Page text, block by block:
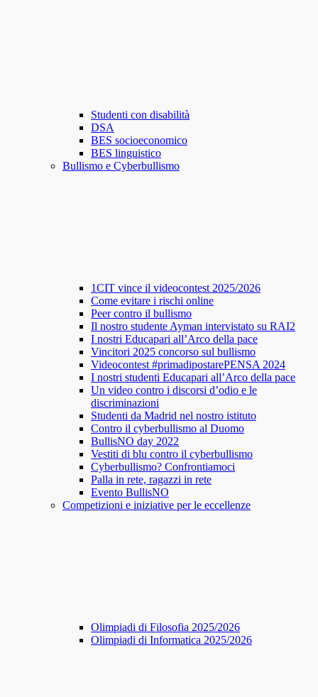
Studenti con disabilità
DSA
BES socioeconomico
BES linguistico
Bullismo e Cyberbullismo
1CIT vince il videocontest 2025/2026
Come evitare i rischi online
Peer contro il bullismo
Il nostro studente Ayman intervistato su RAI2
I nostri Educapari all’Arco della pace
Vincitori 2025 concorso sul bullismo
Videocontest #primadipostarePENSA 2024
I nostri studenti Educapari all’Arco della pace
Un video contro i discorsi d’odio e le
discriminazioni
Studenti da Madrid nel nostro istituto
Contro il cyberbullismo al Duomo
BullisNO day 2022
Vestiti di blu contro il cyberbullismo
Cyberbullismo? Confrontiamoci
Palla in rete, ragazzi in rete
Evento BullisNO
Competizioni e iniziative per le eccellenze
Olimpiadi di Filosofia 2025/2026
Olimpiadi di Informatica 2025/2026